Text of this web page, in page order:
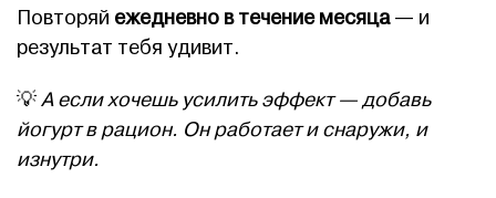
Повторяй ежедневно в течение месяца— и
результат тебя удивит.
💡А если хочешь усилить эффект — добавь
йогурт в рацион. Он работает и снаружи, и
изнутри.